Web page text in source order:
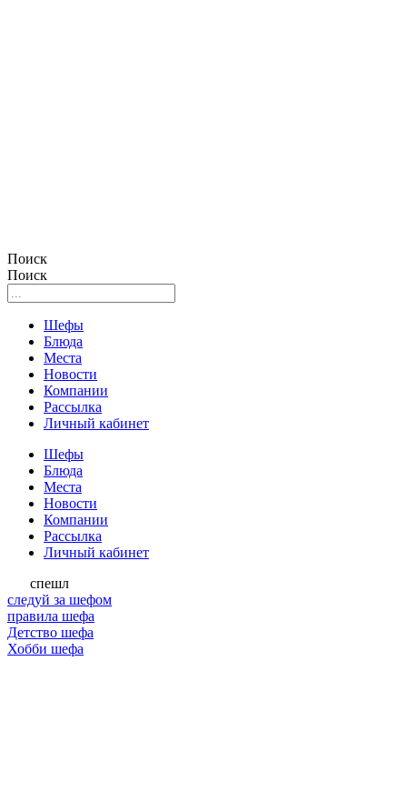
Поиск
Поиск
Шефы
Блюда
Места
Новости
Компании
Рассылка
Личный кабинет
Шефы
Блюда
Места
Новости
Компании
Рассылка
Личный кабинет
спешл
следуй за шефом
правила шефа
Детство шефа
Хобби шефа